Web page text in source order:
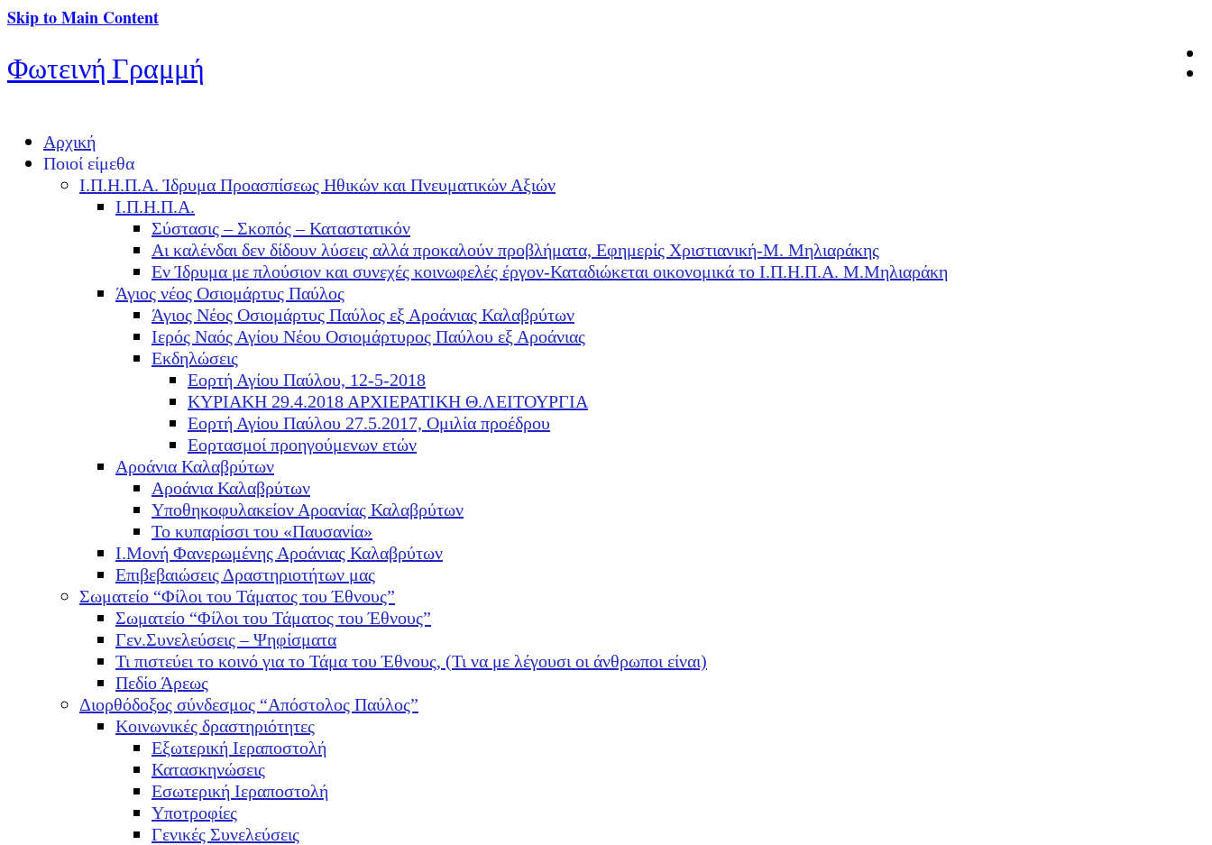
Skip to Main Content
Φωτεινή Γραμμή
Αρχική
Ποιοί είμεθα
Ι.Π.Η.Π.Α. Ίδρυμα Προασπίσεως Ηθικών και Πνευματικών Αξιών
Ι.Π.Η.Π.Α.
Σύστασις – Σκοπός – Καταστατικόν
Αι καλένδαι δεν δίδουν λύσεις αλλά προκαλούν προβλήματα, Εφημερίς Χριστιανική-Μ. Μηλιαράκης
Εν Ίδρυμα με πλούσιον και συνεχές κοινωφελές έργον-Καταδιώκεται οικονομικά το Ι.Π.Η.Π.Α. Μ.Μηλιαράκη
Άγιος νέος Οσιομάρτυς Παύλος
Άγιος Νέος Οσιομάρτυς Παύλος εξ Αροάνιας Καλαβρύτων
Ιερός Ναός Αγίου Νέου Οσιομάρτυρος Παύλου εξ Αροάνιας
Εκδηλώσεις
Εορτή Αγίου Παύλου, 12-5-2018
ΚΥΡΙΑΚΗ 29.4.2018 ΑΡΧΙΕΡΑΤΙΚΗ Θ.ΛΕΙΤΟΥΡΓΙΑ
Εορτή Αγίου Παύλου 27.5.2017, Ομιλία προέδρου
Εορτασμοί προηγούμενων ετών
Αροάνια Καλαβρύτων
Αροάνια Καλαβρύτων
Υποθηκοφυλακείον Αροανίας Καλαβρύτων
Το κυπαρίσσι του «Παυσανία»
Ι.Μονή Φανερωμένης Αροάνιας Καλαβρύτων
Επιβεβαιώσεις Δραστηριοτήτων μας
Σωματείο “Φίλοι του Τάματος του Έθνους”
Σωματείο “Φίλοι του Τάματος του Έθνους”
Γεν.Συνελεύσεις – Ψηφίσματα
Τι πιστεύει το κοινό για το Τάμα του Έθνους, (Τι να με λέγουσι οι άνθρωποι είναι)
Πεδίο Άρεως
Διορθόδοξος σύνδεσμος “Απόστολος Παύλος”
Κοινωνικές δραστηριότητες
Εξωτερική Ιεραποστολή
Κατασκηνώσεις
Εσωτερική Ιεραποστολή
Υποτροφίες
Γενικές Συνελεύσεις